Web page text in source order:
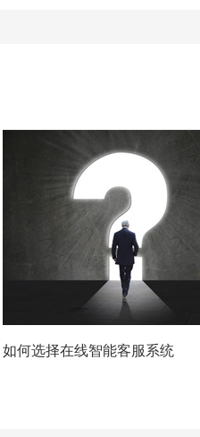
如何选择在线智能客服系统